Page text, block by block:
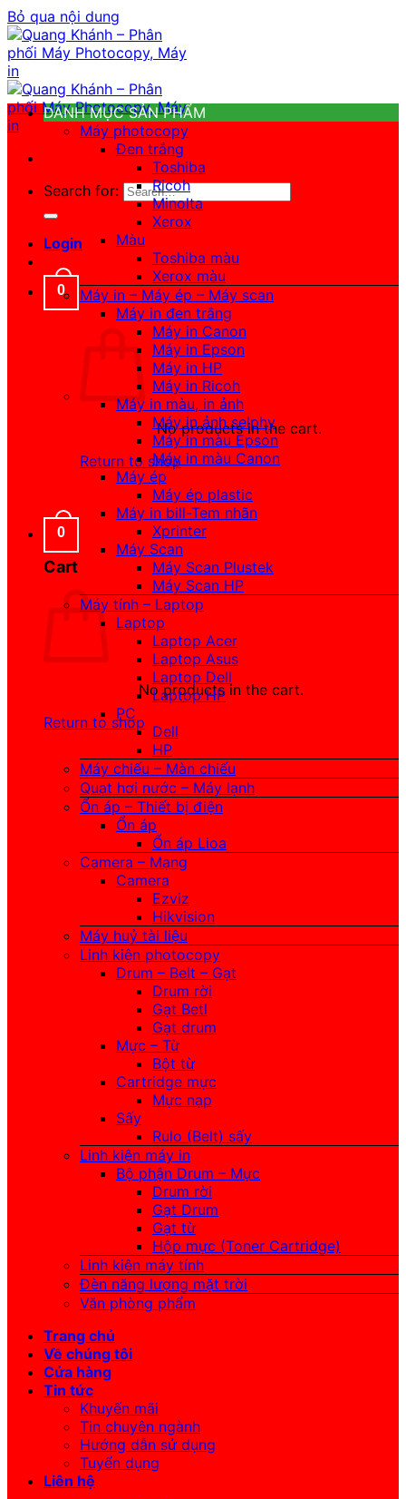
Bỏ qua nội dung
Search for:
Login
0
No products in the cart.
Return to shop
0
Cart
No products in the cart.
Return to shop
DANH MỤC SẢN PHẨM
Máy photocopy
Đen trắng
Toshiba
Ricoh
Minolta
Xerox
Màu
Toshiba màu
Xerox màu
Máy in – Máy ép – Máy scan
Máy in đen trắng
Máy in Canon
Máy in Epson
Máy in HP
Máy in Ricoh
Máy in màu, in ảnh
Máy in ảnh selphy
Máy in màu Epson
Máy in màu Canon
Máy ép
Máy ép plastic
Máy in bill-Tem nhãn
Xprinter
Máy Scan
Máy Scan Plustek
Máy Scan HP
Máy tính – Laptop
Laptop
Laptop Acer
Laptop Asus
Laptop Dell
Laptop HP
PC
Dell
HP
Máy chiếu – Màn chiếu
Quạt hơi nước – Máy lạnh
Ổn áp – Thiết bị điện
Ổn áp
Ổn áp Lioa
Camera – Mạng
Camera
Ezviz
Hikvision
Máy huỷ tài liệu
Linh kiện photocopy
Drum – Belt – Gạt
Drum rời
Gạt Betl
Gạt drum
Mực – Từ
Bột từ
Cartridge mực
Mực nạp
Sấy
Rulo (Belt) sấy
Linh kiện máy in
Bộ phận Drum – Mực
Drum rời
Gạt Drum
Gạt từ
Hộp mực (Toner Cartridge)
Linh kiện máy tính
Đèn năng lượng mặt trời
Văn phòng phẩm
Trang chủ
Về chúng tôi
Cửa hàng
Tin tức
Khuyến mãi
Tin chuyên ngành
Hướng dẫn sử dụng
Tuyển dụng
Liên hệ